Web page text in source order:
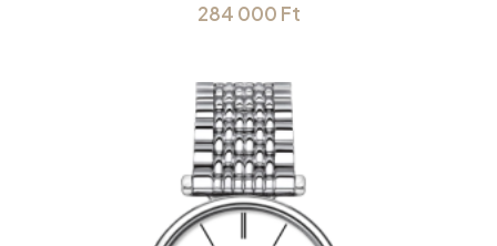
284 000 Ft